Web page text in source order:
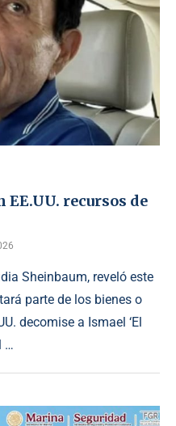
recursos de
Sheinbaum, reveló este
parte de los bienes o
decomise a Ismael ‘El
…